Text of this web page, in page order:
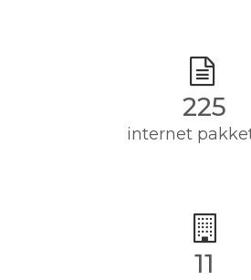
225
internet
11